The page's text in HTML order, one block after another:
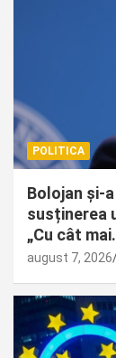
POLITICA
Bolojan și-
susținerea
„Cu cât
august 7, 2026